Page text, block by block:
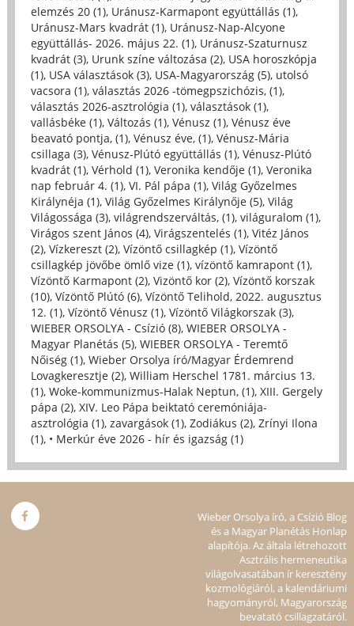
elemzés 20 (1), Uránusz-Karmapont együttállás (1),
Uránusz-Mars kvadrát (1), Uránusz-Nap-Alcyone
együttállás- 2026. május 22. (1), Uránusz-Szaturnusz
kvadrát (3), Urunk színe változása (2), USA horoszkópja
(1), USA választások (3), USA-Magyarország (5), utolsó
vacsora (1), választás 2026 -tömegpszichózis, (1),
választás 2026-asztrológia (1), választások (1),
vallásbéke (1), Változás (1), Vénusz (1), Vénusz éve
beavató pontja, (1), Vénusz éve, (1), Vénusz-Mária
csillaga (3), Vénusz-Plútó együttállás (1), Vénusz-Plútó
kvadrát (1), Vérhold (1), Veronika kendője (1), Veronika
nap február 4. (1), VI. Pál pápa (1), Világ Győzelmes
Királynéja (1), Világ Győzelmes Királynője (5), Világ
Világossága (3), világrendszerváltás, (1), világuralom (1),
Virágos szent János (4), Virágszentelés (1), Vitéz János
(2), Vízkereszt (2), Vízöntő csillagkép (1), Vízöntő
csillagkép jövőbe ömlő vize (1), vízöntő kamrapont (1),
Vízöntő Karmapont (2), Vizöntő kor (2), Vízöntő korszak
(10), Vízöntő Plútó (6), Vízöntő Telihold, 2022. augusztus
12. (1), Vízöntő Vénusz (1), Vízöntő Világkorszak (3),
WIEBER ORSOLYA - Csízió (8), WIEBER ORSOLYA -
Magyar Planétás (5), WIEBER ORSOLYA - Teremtő
Nőiség (1), Wieber Orsolya író/Magyar Érdemrend
Lovagkeresztje (2), William Herschel 1781. március 13.
(1), Woke-kommunizmus-Halak Neptun, (1), XIII. Gergely
pápa (2), XIV. Leo Pápa beiktató ceremóniája-
asztrológia (1), zavargások (1), Zodiákus (2), Zrínyi Ilona
(1), • Merkúr éve 2026 - hír és igazság (1)
Wieber Orsolya író, a Csízió Blog
és a Magyar Planétás Honlap
alapítója. Az általa létrehozott
Asztrális hermeneutika
világolvasatában ír keresztény
kozmológiáról, a kalendáriumi
hagyományról, Magyarország
bevatató csillagzatáról.